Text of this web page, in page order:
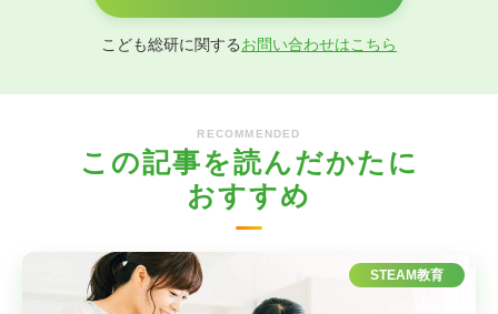
こども総研に関するお問い合わせはこちら
この記事を読んだかたに
おすすめ
RECOMMENDED
STEAM教育